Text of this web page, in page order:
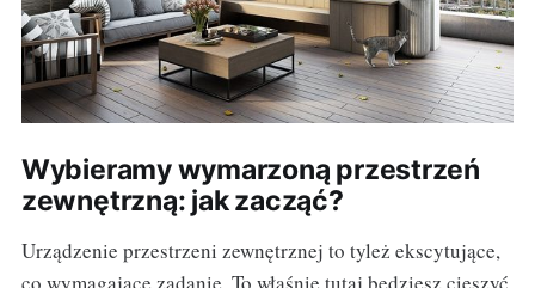
Wybieramy wymarzoną przestrzeń
zewnętrzną: jak zacząć?
Urządzenie przestrzeni zewnętrznej to tyleż ekscytujące,